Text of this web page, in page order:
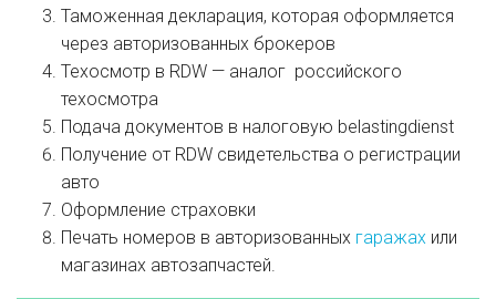
Таможенная декларация, которая оформляется
через авторизованных брокеров
Техосмотр в RDW — аналог российского
техосмотра
Подача документов в налоговую belastingdienst
Получение от RDW свидетельства о регистрации
авто
Оформление страховки
Печать номеров в авторизованных гаражах или
магазинах автозапчастей.